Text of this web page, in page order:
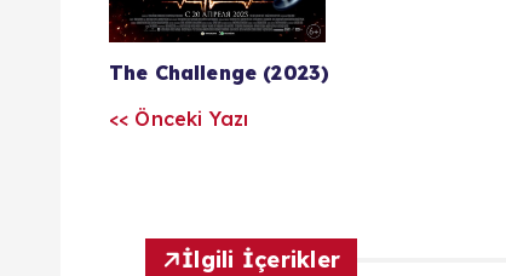
a
The Challenge (2023)
<< Önceki Yazı
İlgili İçerikler